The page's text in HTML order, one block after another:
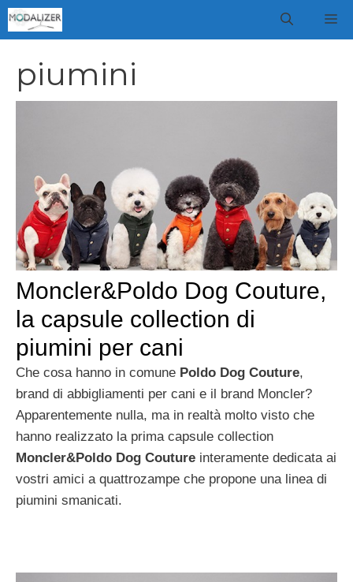
Vai
al
piumini
Moncler&Poldo Dog Couture,
la capsule collection di
piumini per cani
Che cosa hanno in comune Poldo Dog Couture,
brand di abbigliamenti per cani e il brand Moncler?
Apparentemente nulla, ma in realtà molto visto che
hanno realizzato la prima capsule collection
Moncler&Poldo Dog Couture interamente dedicata ai
vostri amici a quattrozampe che propone una linea di
piumini smanicati.